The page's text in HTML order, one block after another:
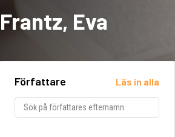
Frantz, Eva
Författare Läs in alla